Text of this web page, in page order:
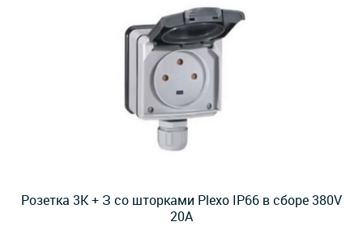
Розетка 3К + З со шторками Plexo IP66 в сборе 380V
20А